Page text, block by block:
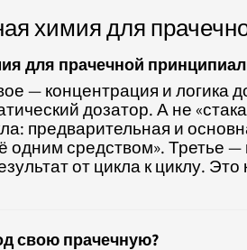
химия для
для прачечной
— концентрация и
дозатор. А не
предварительная и
одним средством».
от цикла к циклу.
свою прачечную?